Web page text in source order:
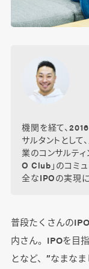
機関を経て、
サルタントとし
業のコンサルテ
O Club」のコミ
全なIPOの実現に
普段たくさんの
内さん。IPOを目
となど、”なまな